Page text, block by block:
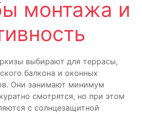
монтажа и
выбирают для террасы,
балкона и оконных
Они занимают минимум
смотрятся, но при этом
с солнцезащитной